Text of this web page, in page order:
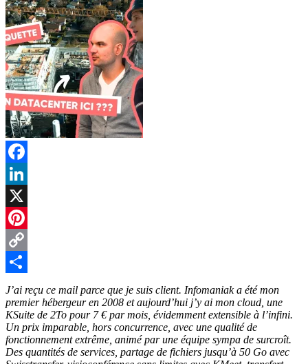
Facebook
LinkedIn
X
Pinterest
Copy
Link
Partager
J’ai reçu ce mail parce que je suis client. Infomaniak a été mon
premier hébergeur en 2008 et aujourd’hui j’y ai mon cloud, une
KSuite de 2To pour 7 € par mois, évidemment extensible à l’infini.
Un prix imparable, hors concurrence, avec une qualité de
fonctionnement extrême, animé par une équipe sympa de surcroît.
Des quantités de services, partage de fichiers jusqu’à 50 Go avec